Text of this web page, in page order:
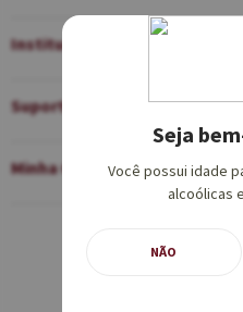
Institucional
Suporte
Minha Conta
Equipe
Seja
Você possui idade
alcoólicas
NÃO